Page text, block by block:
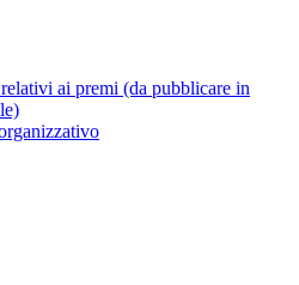
ai premi (da pubblicare in